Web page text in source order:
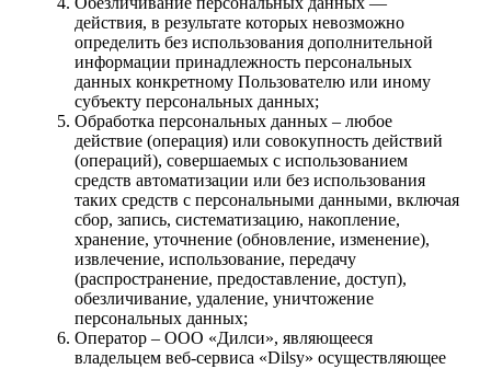
действия, в результате которых невозможно
определить без использования дополнительной
информации принадлежность персональных
данных конкретному Пользователю или иному
субъекту персональных данных;
Обработка персональных данных – любое
действие (операция) или совокупность действий
(операций), совершаемых с использованием
средств автоматизации или без использования
таких средств с персональными данными, включая
сбор, запись, систематизацию, накопление,
хранение, уточнение (обновление, изменение),
извлечение, использование, передачу
(распространение, предоставление, доступ),
обезличивание, удаление, уничтожение
персональных данных;
Оператор – ООО «Дилси», являющееся
владельцем веб-сервиса «Dilsy» осуществляющее